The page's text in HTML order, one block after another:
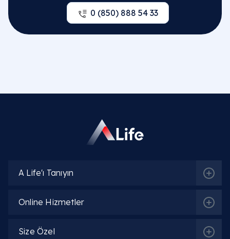
0 (850) 888 54 33
A Life'ı Tanıyın
Online Hizmetler
Size Özel